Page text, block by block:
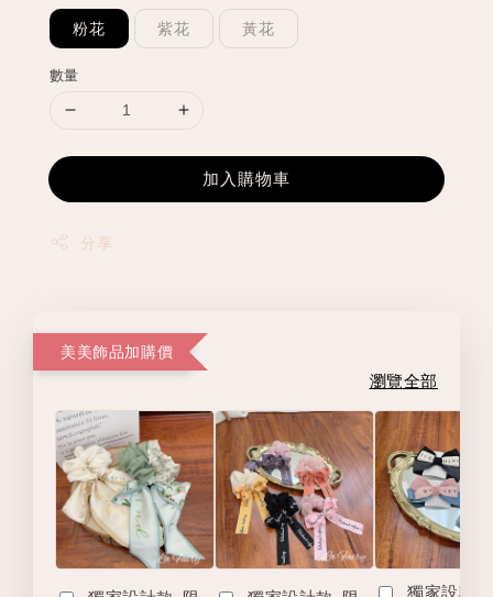
粉花 紫花 黃花
數量
加入購物車
分享
美美飾品加購價
瀏覽全部
獨家設計